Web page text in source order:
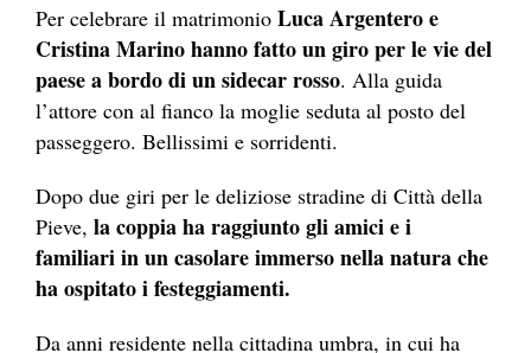
Per celebrare il matrimonio Luca Argentero e
Cristina Marino hanno fatto un giro per le vie del
paese a bordo di un sidecar rosso. Alla guida
l’attore con al fianco la moglie seduta al posto del
passeggero. Bellissimi e sorridenti.
Dopo due giri per le deliziose stradine di Città della
Pieve, la coppia ha raggiunto gli amici e i
familiari in un casolare immerso nella natura che
ha ospitato i festeggiamenti.
Da anni residente nella cittadina umbra, in cui ha